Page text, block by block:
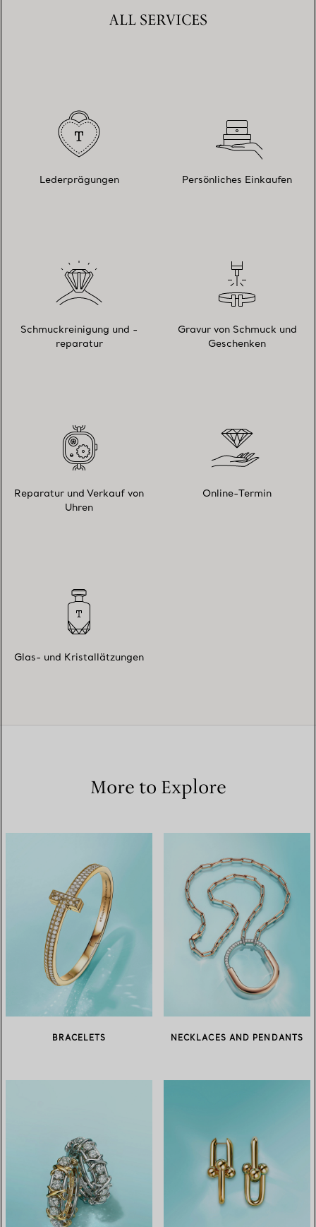
ALL SERVICES
Lederprägungen Persönliches Einkaufen
Schmuckreinigung und -
reparatur
Gravur von Schmuck und
Geschenken
Reparatur und Verkauf von
Uhren
Online-Termin
Glas- und Kristallätzungen
More to Explore
BRACELETS NECKLACES AND PENDANTS